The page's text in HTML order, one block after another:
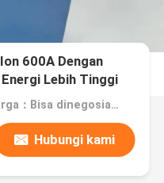
600A Dengan
Lebih Tinggi
Harga：Bisa dinegosiasikan
Hubungi kami